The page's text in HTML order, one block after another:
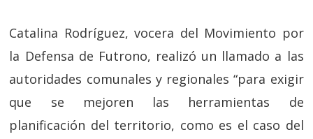
Catalina Rodríguez, vocera del Movimiento por
la Defensa de Futrono, realizó un llamado a las
autoridades comunales y regionales “para exigir
que se mejoren las herramientas de
planificación del territorio, como es el caso del